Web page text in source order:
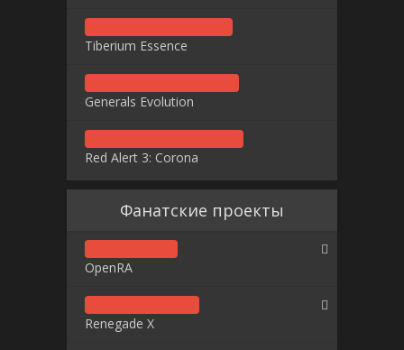
Tiberium Essence
Generals Evolution
Red Alert 3: Corona
Фанатские проекты
OpenRA
Renegade X